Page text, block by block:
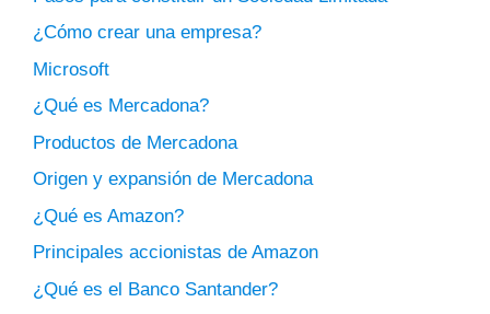
¿Cómo crear una empresa?
Microsoft
¿Qué es Mercadona?
Productos de Mercadona
Origen y expansión de Mercadona
¿Qué es Amazon?
Principales accionistas de Amazon
¿Qué es el Banco Santander?